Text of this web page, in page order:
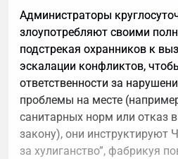
Администраторы
злоупотребляют своими
подстрекая охранников к
эскалации конфликтов,
ответственности за
проблемы на месте
санитарных норм или отказ
закону), они инструктируют
за хулиганство”, фабрикуя